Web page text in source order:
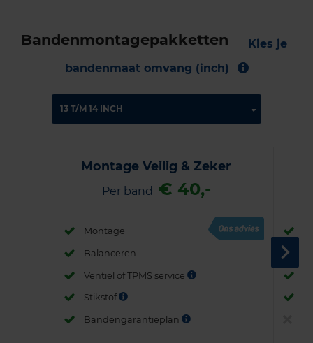
Bandenmontagepakketten
Kies je
bandenmaat omvang (inch)
Montage Veilig & Zeker
Per band € 40,-
Montage
Balanceren
Ventiel of TPMS service
Stikstof
Bandengarantieplan